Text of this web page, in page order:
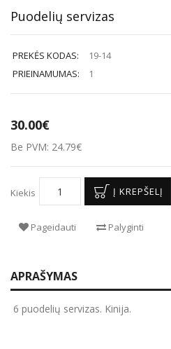
Puodelių servizas
PREKĖS KODAS:
19-14
PRIEINAMUMAS:
1
30.00€
Be PVM: 24.79€
Kiekis Į KREPŠELĮ
Pageidauti Palyginti
APRAŠYMAS
6 puodelių servizas. Kinija.